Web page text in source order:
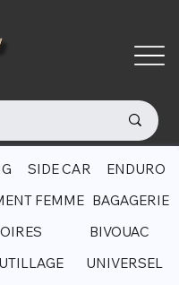
SIDE CAR
ENDURO
FEMME BAGAGERIE
BIVOUAC
UNIVERSEL